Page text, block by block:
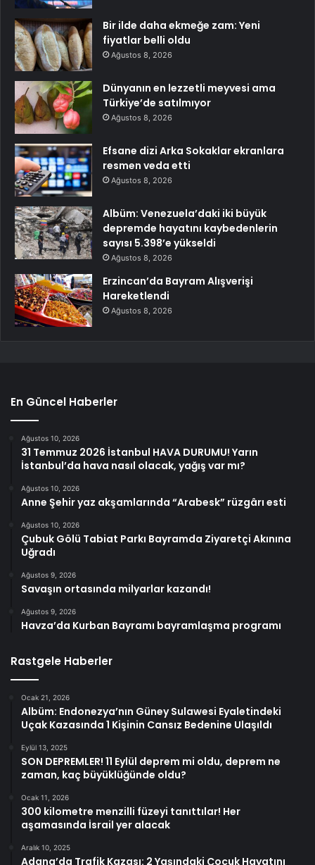
Bir ilde daha ekmeğe zam: Yeni
fiyatlar belli oldu
Ağustos 8, 2026
Dünyanın en lezzetli meyvesi ama
Türkiye’de satılmıyor
Ağustos 8, 2026
Efsane dizi Arka Sokaklar ekranlara
resmen veda etti
Ağustos 8, 2026
Albüm: Venezuela’daki iki büyük
depremde hayatını kaybedenlerin
sayısı 5.398’e yükseldi
Ağustos 8, 2026
Erzincan’da Bayram Alışverişi
Hareketlendi
Ağustos 8, 2026
En Güncel Haberler
Ağustos 10, 2026
31 Temmuz 2026 İstanbul HAVA DURUMU! Yarın
İstanbul’da hava nasıl olacak, yağış var mı?
Ağustos 10, 2026
Anne Şehir yaz akşamlarında “Arabesk” rüzgârı esti
Ağustos 10, 2026
Çubuk Gölü Tabiat Parkı Bayramda Ziyaretçi Akınına
Uğradı
Ağustos 9, 2026
Savaşın ortasında milyarlar kazandı!
Ağustos 9, 2026
Havza’da Kurban Bayramı bayramlaşma programı
Rastgele Haberler
Ocak 21, 2026
Albüm: Endonezya’nın Güney Sulawesi Eyaletindeki
Uçak Kazasında 1 Kişinin Cansız Bedenine Ulaşıldı
Eylül 13, 2025
SON DEPREMLER! 11 Eylül deprem mi oldu, deprem ne
zaman, kaç büyüklüğünde oldu?
Ocak 11, 2026
300 kilometre menzilli füzeyi tanıttılar! Her
aşamasında İsrail yer alacak
Aralık 10, 2025
Adana’da Trafik Kazası: 2 Yaşındaki Çocuk Hayatını